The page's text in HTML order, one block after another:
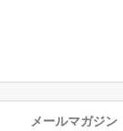
メールマガジン